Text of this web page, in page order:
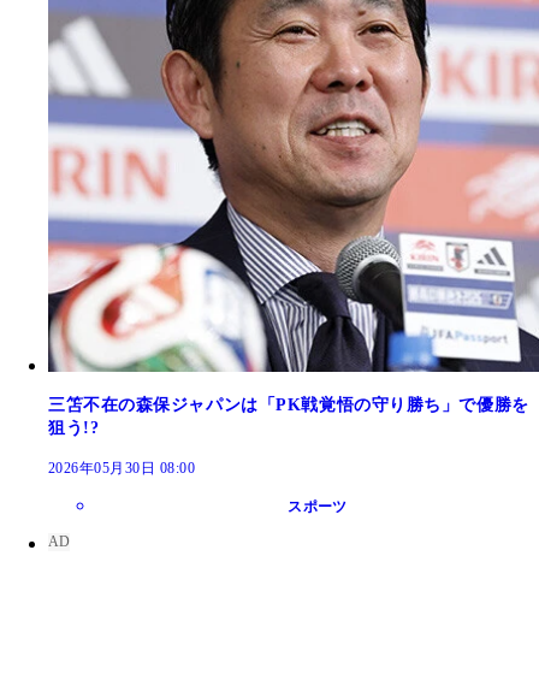
三笘不在の森保ジャパンは「PK戦覚悟の守り勝ち」で優勝を
狙う!?
2026年05月30日 08:00
スポーツ